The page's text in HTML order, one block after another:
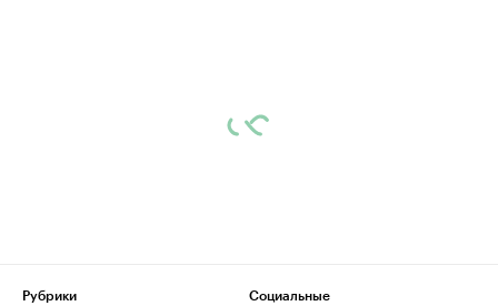
Рубрики
Социальные